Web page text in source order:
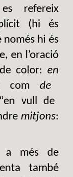
refereix
(hi és
només hi és
en l’oració
color: en
com de
vull de
mitjons:
a més de
també